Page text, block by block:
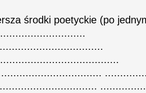
środki poetyckie (po